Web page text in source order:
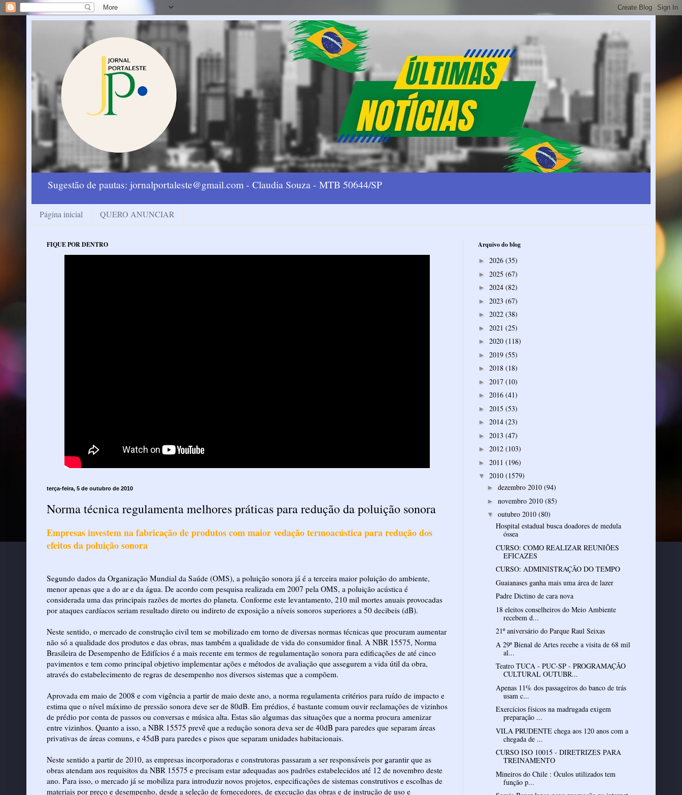
Sugestão de pautas: jornalportaleste@gmail.com - Claudia Souza - MTB 50644/SP
Página inicial QUERO ANUNCIAR
FIQUE POR DENTRO
terça-feira, 5 de outubro de 2010
Norma técnica regulamenta melhores práticas para redução da poluição sonora
Empresas investem na fabricação de produtos com maior vedação termoacústica para redução dos
efeitos da poluição sonora
Segundo dados da Organização Mundial da Saúde (OMS), a poluição sonora já é a terceira maior poluição do ambiente,
menor apenas que a do ar e da água. De acordo com pesquisa realizada em 2007 pela OMS, a poluição acústica é
considerada uma das principais razões de mortes do planeta. Conforme este levantamento, 210 mil mortes anuais provocadas
por ataques cardíacos seriam resultado direto ou indireto de exposição a níveis sonoros superiores a 50 decibeis (dB).
Neste sentido, o mercado de construção civil tem se mobilizado em torno de diversas normas técnicas que procuram aumentar
não só a qualidade dos produtos e das obras, mas também a qualidade de vida do consumidor final. A NBR 15575, Norma
Brasileira de Desempenho de Edifícios é a mais recente em termos de regulamentação sonora para edificações de até cinco
pavimentos e tem como principal objetivo implementar ações e métodos de avaliação que assegurem a vida útil da obra,
através do estabelecimento de regras de desempenho nos diversos sistemas que a compõem.
Aprovada em maio de 2008 e com vigência a partir de maio deste ano, a norma regulamenta critérios para ruído de impacto e
estima que o nível máximo de pressão sonora deve ser de 80dB. Em prédios, é bastante comum ouvir reclamações de vizinhos
de prédio por conta de passos ou conversas e música alta. Estas são algumas das situações que a norma procura amenizar
entre vizinhos. Quanto a isso, a NBR 15575 prevê que a redução sonora deva ser de 40dB para paredes que separam áreas
privativas de áreas comuns, e 45dB para paredes e pisos que separam unidades habitacionais.
Neste sentido a partir de 2010, as empresas incorporadoras e construtoras passaram a ser responsáveis por garantir que as
obras atendam aos requisitos da NBR 15575 e precisam estar adequadas aos padrões estabelecidos até 12 de novembro deste
ano. Para isso, o mercado já se mobiliza para introduzir novos projetos, especificações de sistemas construtivos e escolhas de
materiais por preço e desempenho, desde a seleção de fornecedores, de execução das obras e de instrução de uso e
Arquivo do blog
► 2026 (35)
► 2025 (67)
► 2024 (82)
► 2023 (67)
► 2022 (38)
► 2021 (25)
► 2020 (118)
► 2019 (55)
► 2018 (18)
► 2017 (10)
► 2016 (41)
► 2015 (53)
► 2014 (23)
► 2013 (47)
► 2012 (103)
► 2011 (196)
▼ 2010 (1579)
► dezembro 2010 (94)
► novembro 2010 (85)
▼ outubro 2010 (80)
Hospital estadual busca doadores de medula
óssea
CURSO: COMO REALIZAR REUNIÕES
EFICAZES
CURSO: ADMINISTRAÇÃO DO TEMPO
Guaianases ganha mais uma área de lazer
Padre Dictino de cara nova
18 eleitos conselheiros do Meio Ambiente
recebem d...
21º aniversário do Parque Raul Seixas
A 29ª Bienal de Artes recebe a visita de 68 mil
al...
Teatro TUCA - PUC-SP - PROGRAMAÇÃO
CULTURAL OUTUBR...
Apenas 11% dos passageiros do banco de trás
usam c...
Exercícios físicos na madrugada exigem
preparação ...
VILA PRUDENTE chega aos 120 anos com a
chegada de ...
CURSO ISO 10015 - DIRETRIZES PARA
TREINAMENTO
Mineiros do Chile : Óculos utilizados tem
função p...